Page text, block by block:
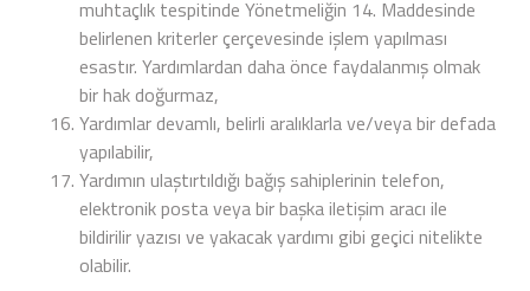
muhtaçlık tespitinde Yönetmeliğin 14. Maddesinde
belirlenen kriterler çerçevesinde işlem yapılması
esastır. Yardımlardan daha önce faydalanmış olmak
bir hak doğurmaz,
Yardımlar devamlı, belirli aralıklarla ve/veya bir defada
yapılabilir,
Yardımın ulaştırtıldığı bağış sahiplerinin telefon,
elektronik posta veya bir başka iletişim aracı ile
bildirilir yazısı ve yakacak yardımı gibi geçici nitelikte
olabilir.